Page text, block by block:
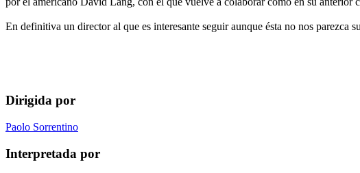
En definitiva un director al que es interesante seguir aunque ésta no nos parezca
Dirigida por
Paolo Sorrentino
Interpretada por